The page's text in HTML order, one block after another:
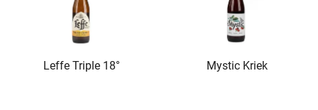
Leffe Triple 18° Mystic Kriek